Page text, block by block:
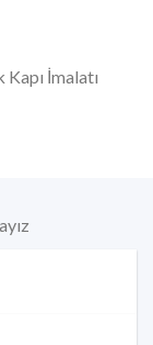
İmalatı